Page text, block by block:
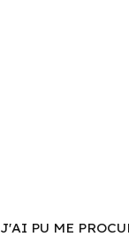
J'AI PU ME